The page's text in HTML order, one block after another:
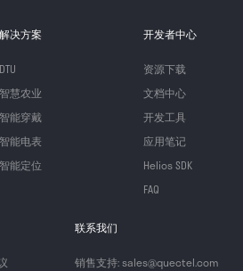
解决方案
DTU
智慧农业
智能穿戴
智能电表
智能定位
开发者中心
资源下载
文档中心
开发工具
应用笔记
Helios SDK
FAQ
联系我们
销售支持: sales@quectel.com